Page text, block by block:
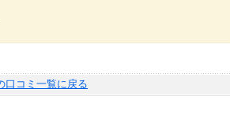
口コミ一覧に戻る